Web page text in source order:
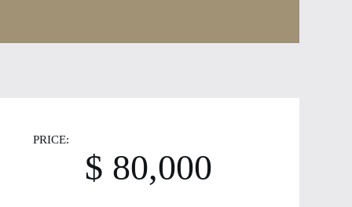
PRICE:
$ 80,000